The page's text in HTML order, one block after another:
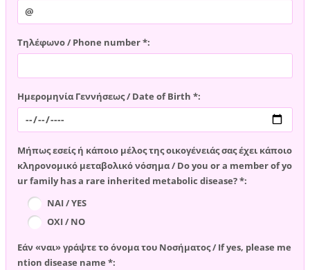
Τηλέφωνο / Phone number *:
Ημερομηνία Γεννήσεως / Date of Birth *:
Μήπως εσείς ή κάποιο μέλος της οικογένειάς σας έχει κάποιο
κληρονομικό μεταβολικό νόσημα / Do you or a member of yo
ur family has a rare inherited metabolic disease? *:
ΝΑΙ / YES
ΟΧΙ / NO
Εάν «ναι» γράψτε το όνομα του Νοσήματος / If yes, please me
ntion disease name *: